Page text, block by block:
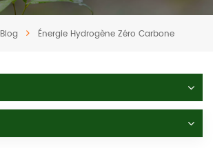
Blog Énergie Hydrogène Zéro Carbone